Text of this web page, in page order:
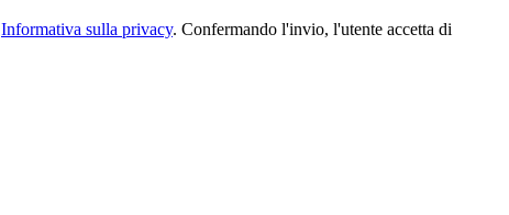
Informativa sulla privacy. Confermando l'invio, l'utente accetta di